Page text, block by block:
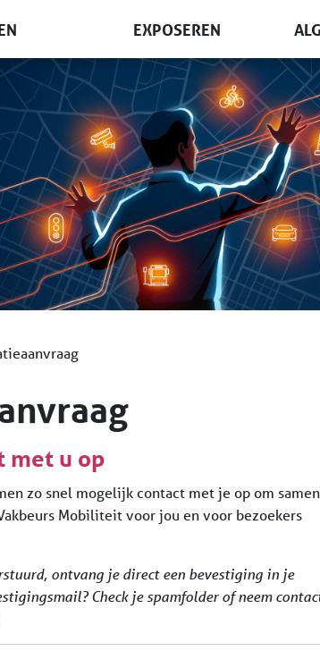
bezoeken?
& exposanten
EXPOSEREN
Waarom exposeren?
Tarieven & opties
Plattegrond
Informatieaanvraag
Boek een stand
Lezing geven?
met u op
zo snel mogelijk contact met je op om samen
Mobiliteit voor jou en voor bezoekers
ontvang je direct een bevestiging in je
Check je spamfolder of neem